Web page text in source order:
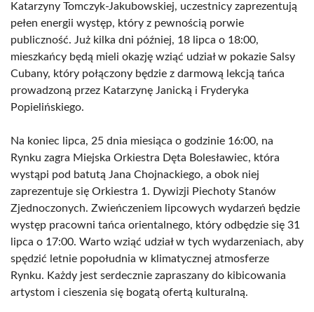
Katarzyny Tomczyk-Jakubowskiej, uczestnicy zaprezentują
pełen energii występ, który z pewnością porwie
publiczność. Już kilka dni później, 18 lipca o 18:00,
mieszkańcy będą mieli okazję wziąć udział w pokazie Salsy
Cubany, który połączony będzie z darmową lekcją tańca
prowadzoną przez Katarzynę Janicką i Fryderyka
Popielińskiego.
Na koniec lipca, 25 dnia miesiąca o godzinie 16:00, na
Rynku zagra Miejska Orkiestra Dęta Bolesławiec, która
wystąpi pod batutą Jana Chojnackiego, a obok niej
zaprezentuje się Orkiestra 1. Dywizji Piechoty Stanów
Zjednoczonych. Zwieńczeniem lipcowych wydarzeń będzie
występ pracowni tańca orientalnego, który odbędzie się 31
lipca o 17:00. Warto wziąć udział w tych wydarzeniach, aby
spędzić letnie popołudnia w klimatycznej atmosferze
Rynku. Każdy jest serdecznie zapraszany do kibicowania
artystom i cieszenia się bogatą ofertą kulturalną.